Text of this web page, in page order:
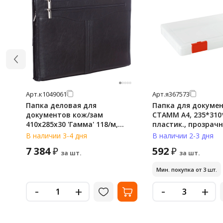
Арт.к1049061
Папка деловая для
документов кож/зам
410х285х30 'Гамма' 118/м,
черная
В наличии 3-4 дня
7 384₽ за шт.
- +
Арт.я367573
Папка для
СТАММ А4,
пластик.,
красные защелки
В наличии 2-3 дня
592₽ за шт.
Мин. покупка от 3 шт.
- +